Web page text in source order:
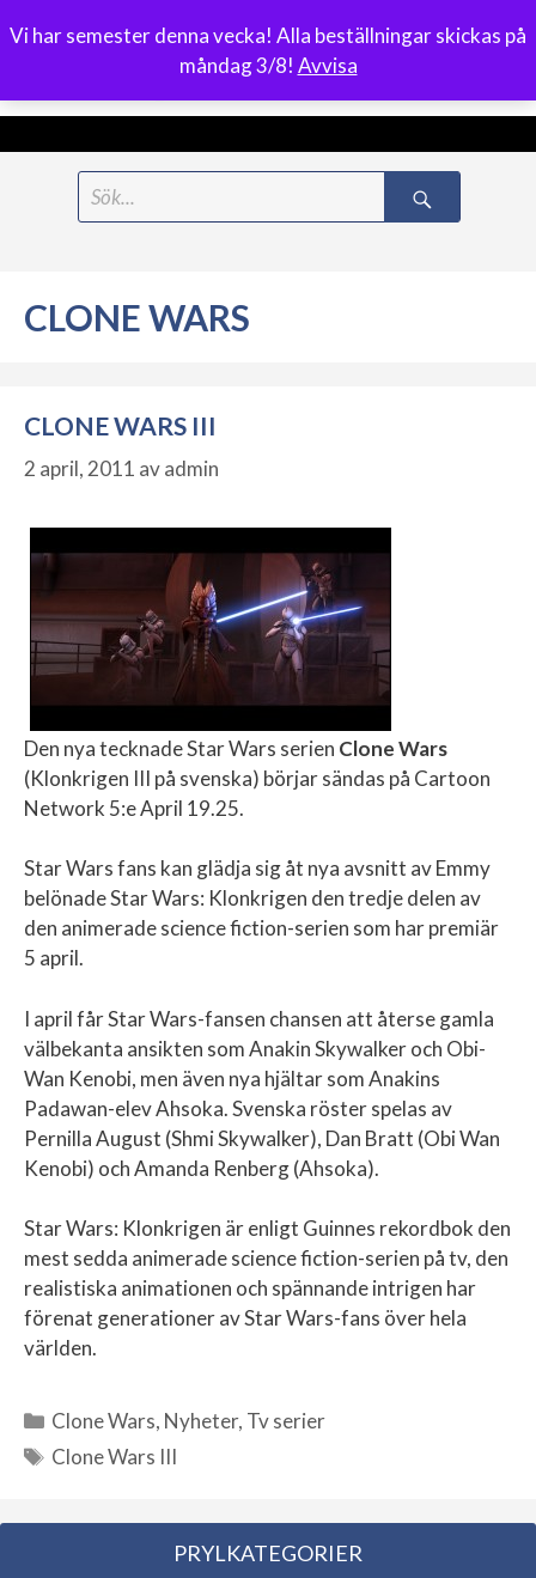
Vi har semester denna vecka! Alla beställningar skickas på
måndag 3/8! Avvisa
0
Meny
CLONE WARS
CLONE WARS III
2 april, 2011 avadmin
Den nya tecknade Star Wars serien Clone Wars
(Klonkrigen III på svenska) börjar sändas på Cartoon
Network 5:e April 19.25.
Star Wars fans kan glädja sig åt nya avsnitt av Emmy
belönade Star Wars: Klonkrigen den tredje delen av
den animerade science fiction-serien som har premiär
5 april.
I april får Star Wars-fansen chansen att återse gamla
välbekanta ansikten som Anakin Skywalker och Obi-
Wan Kenobi, men även nya hjältar som Anakins
Padawan-elev Ahsoka. Svenska röster spelas av
Pernilla August (Shmi Skywalker), Dan Bratt (Obi Wan
Kenobi) och Amanda Renberg (Ahsoka).
Star Wars: Klonkrigen är enligt Guinnes rekordbok den
mest sedda animerade science fiction-serien på tv, den
realistiska animationen och spännande intrigen har
förenat generationer av Star Wars-fans över hela
världen.
Kategorier
Clone Wars, Nyheter, Tv serier
Clone Wars III
PRYLKATEGORIER